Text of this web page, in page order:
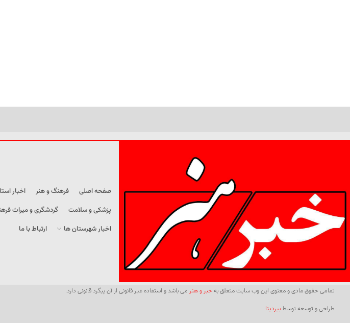
صفحه اصلی فرهنگ و هنر اخبار
پزشکی و سلامت
گردشگری و میراث
اخبار شهرستان ها
ارتباط با ما
تمامی حقوق مادی و معنوی این وب سایت متعلق بهخبر و هنر می باشد و استفاده غیر قانونی از آن پیگرد قانونی دارد.
طراحی و توسعه توسطبیردیتا